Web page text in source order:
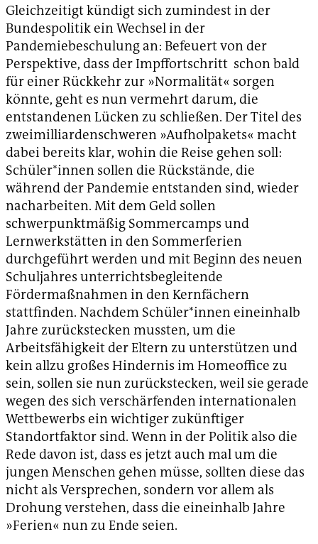
Gleichzeitigt kündigt sich zumindest in der
Bundespolitik ein Wechsel in der
Pandemiebeschulung an: Befeuert von der
Perspektive, dass der Impffortschritt schon bald
für einer Rückkehr zur »Normalität« sorgen
könnte, geht es nun vermehrt darum, die
entstandenen Lücken zu schließen. Der Titel des
zweimilliardenschweren »Aufholpakets« macht
dabei bereits klar, wohin die Reise gehen soll:
Schüler*innen sollen die Rückstände, die
während der Pandemie entstanden sind, wieder
nacharbeiten. Mit dem Geld sollen
schwerpunktmäßig Sommercamps und
Lernwerkstätten in den Sommerferien
durchgeführt werden und mit Beginn des neuen
Schuljahres unterrichtsbegleitende
Fördermaßnahmen in den Kernfächern
stattfinden. Nachdem Schüler*innen eineinhalb
Jahre zurückstecken mussten, um die
Arbeitsfähigkeit der Eltern zu unterstützen und
kein allzu großes Hindernis im Homeoffice zu
sein, sollen sie nun zurückstecken, weil sie gerade
wegen des sich verschärfenden internationalen
Wettbewerbs ein wichtiger zukünftiger
Standortfaktor sind. Wenn in der Politik also die
Rede davon ist, dass es jetzt auch mal um die
jungen Menschen gehen müsse, sollten diese das
nicht als Versprechen, sondern vor allem als
Drohung verstehen, dass die eineinhalb Jahre
»Ferien« nun zu Ende seien.